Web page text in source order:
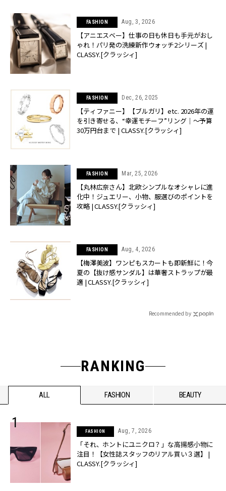
FASHION Aug, 3, 2026
【アニエスベー】仕事の日も休日も手元がおし
ゃれ！パリ発の洗練新作ウォッチ2シリーズ |
CLASSY.[クラッシィ]
FASHION Dec, 26, 2025
【ティファニー】【ブルガリ】etc. 2026年の運
を引き寄せる、“幸運モチーフ”リング｜〜予算
30万円台まで | CLASSY.[クラッシィ]
FASHION Mar, 25, 2026
【丸林広奈さん】北欧シンプルなオシャレに進
化中！ジュエリー、小物、服選びのポイントを
攻略 | CLASSY.[クラッシィ]
FASHION Aug, 4, 2026
【梅澤美波】ワンピもスカートも即新鮮に！今
夏の【抜け感サンダル】は華奢ストラップが最
適 | CLASSY.[クラッシィ]
Recommended by
RANKING
ALL FASHION BEAUTY
FASHION Aug, 7, 2026
「それ、ホントにユニクロ？」な高揚感小物に
注目！【女性誌スタッフのリアル買い３選】 |
CLASSY.[クラッシィ]